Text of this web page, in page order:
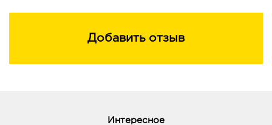
Добавить отзыв
Интересное